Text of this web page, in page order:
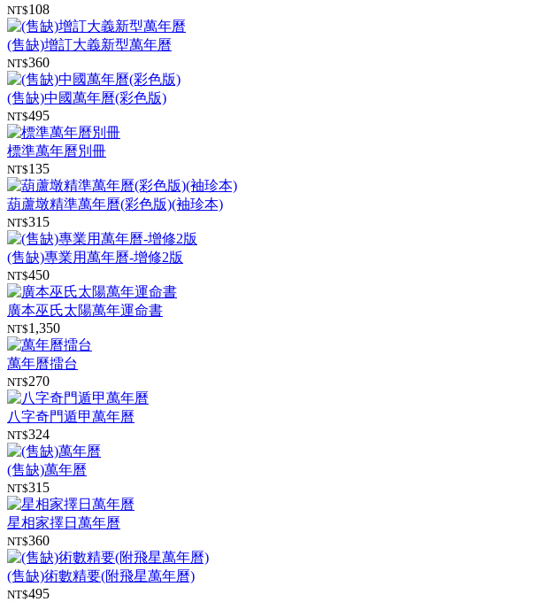
NT$108
(售缺)增訂大義新型萬年曆
NT$360
(售缺)中國萬年曆(彩色版)
NT$495
標準萬年曆別冊
NT$135
葫蘆墩精準萬年曆(彩色版)(袖珍本)
NT$315
(售缺)專業用萬年曆-增修2版
NT$450
廣本巫氏太陽萬年運命書
NT$1,350
萬年曆擂台
NT$270
八字奇門遁甲萬年曆
NT$324
(售缺)萬年曆
NT$315
星相家擇日萬年曆
NT$360
(售缺)術數精要(附飛星萬年曆)
NT$495